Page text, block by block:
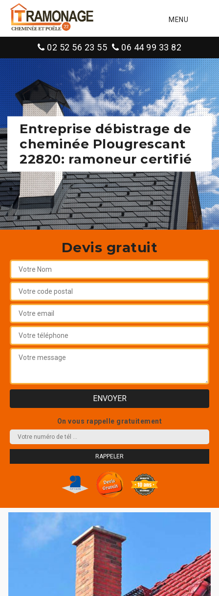
MENU
02 52 56 23 55 06 44 99 33 82
Entreprise débistrage de
cheminée Plougrescant
22820: ramoneur certifié
Devis gratuit
On vous rappelle gratuitement